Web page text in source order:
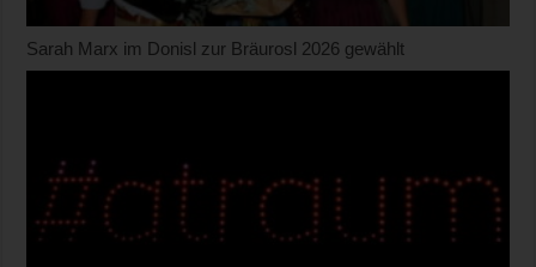
Sarah Marx im Donisl zur Bräurosl 2026 gewählt